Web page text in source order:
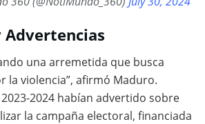
Advertencias
una arremetida que busca
la violencia”, afirmó Maduro.
2024 habían advertido sobre
la campaña electoral, financiada